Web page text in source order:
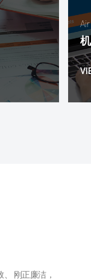
Air & Hotel Division
机票＆酒店预
VIEW MORE
刚正廉洁，